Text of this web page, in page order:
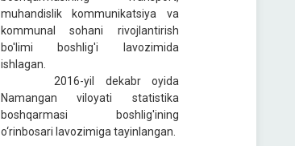
muhandislik kommunikatsiya va
kommunal sohani rivojlantirish
bo'limi boshlig'i lavozimida
ishlagan.
2016-yil dekabr oyida
Namangan viloyati statistika
boshqarmasi boshlig'ining
o‘rinbosari lavozimiga tayinlangan.